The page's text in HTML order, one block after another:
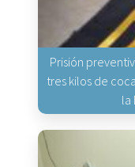
Prisión
tres kilos de
la